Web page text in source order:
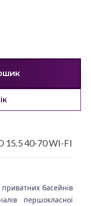
15.5 40-70 WI-FI
басейнів
першокласної